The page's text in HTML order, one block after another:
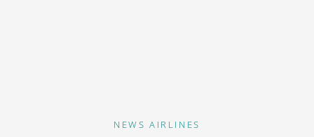
NEWS AIRLINES